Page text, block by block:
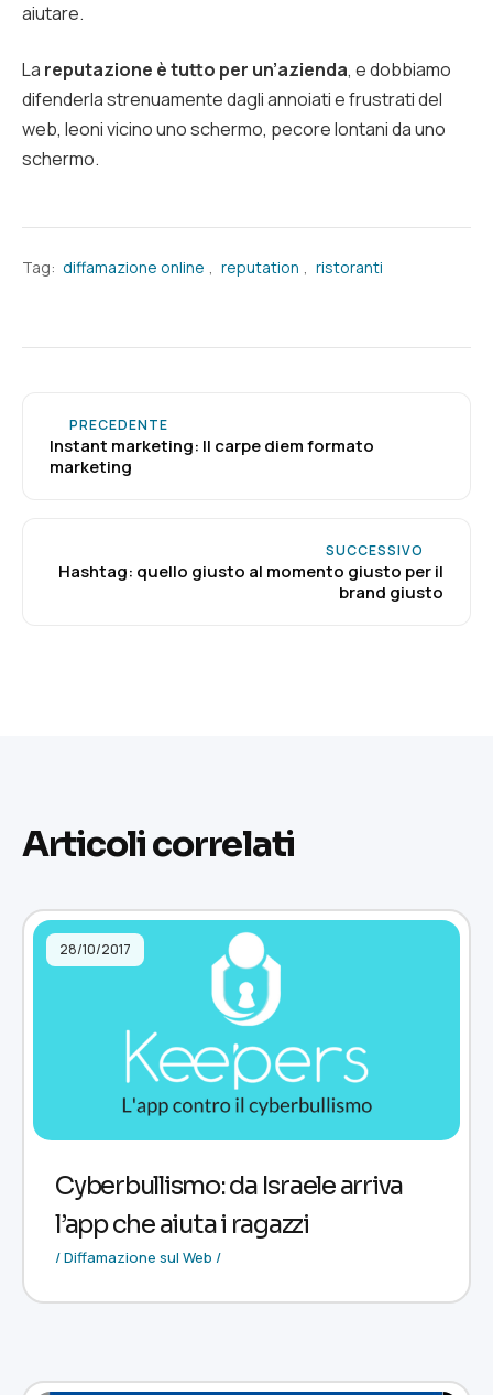
aiutare.
La reputazione è tutto per un’azienda, e dobbiamo
difenderla strenuamente dagli annoiati e frustrati del
web, leoni vicino uno schermo, pecore lontani da uno
schermo.
Tag: diffamazione online , reputation , ristoranti
PRECEDENTE
Instant marketing: Il carpe diem formato
marketing
SUCCESSIVO
Hashtag: quello giusto al momento giusto per il
brand giusto
Articoli correlati
28/10/2017
Cyberbullismo: da Israele arriva
l’app che aiuta i ragazzi
/ Diffamazione sul Web /